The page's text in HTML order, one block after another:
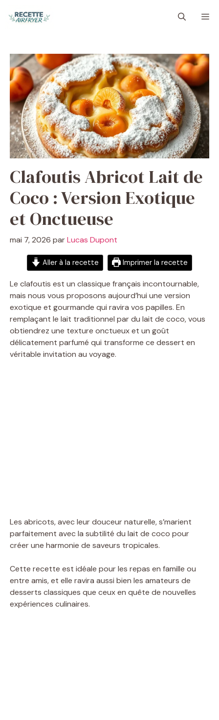
Clafoutis Abricot Lait de
Coco : Version Exotique
et Onctueuse
mai 7, 2026 parLucas Dupont
Aller à la recette Imprimer la recette
Le clafoutis est un classique français incontournable,
mais nous vous proposons aujourd’hui une version
exotique et gourmande qui ravira vos papilles. En
remplaçant le lait traditionnel par du lait de coco, vous
obtiendrez une texture onctueux et un goût
délicatement parfumé qui transforme ce dessert en
véritable invitation au voyage.
Les abricots, avec leur douceur naturelle, s’marient
parfaitement avec la subtilité du lait de coco pour
créer une harmonie de saveurs tropicales.
Cette recette est idéale pour les repas en famille ou
entre amis, et elle ravira aussi bien les amateurs de
desserts classiques que ceux en quête de nouvelles
expériences culinaires.